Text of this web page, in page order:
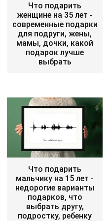
Что подарить
женщине на 35 лет -
современные подарки
для подруги, жены,
мамы, дочки, какой
подарок лучше
выбрать
Что подарить
мальчику на 15 лет -
недорогие варианты
подарков, что
выбрать другу,
подростку, ребенку